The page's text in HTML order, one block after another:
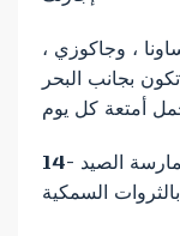
، وجاكوزي ،
بجانب البحر
14- كذلك، لعشاق ومحبي الصيد ، يمكنكم ممارسة الصيد
السمكية